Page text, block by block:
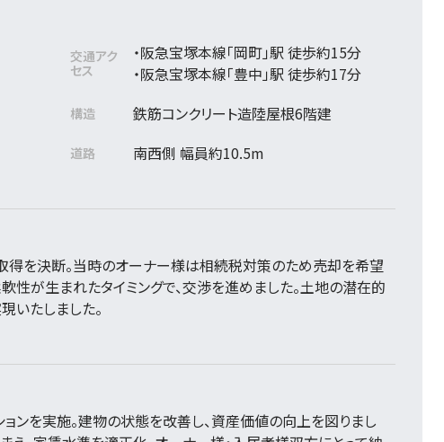
交通アク
セス
・阪急宝塚本線「岡町」駅 徒歩約15分
・阪急宝塚本線「豊中」駅 徒歩約17分
構造 鉄筋コンクリート造陸屋根6階建
道路 南西側 幅員約10.5m
を決断。当時のオーナー様は相続税対策のため売却を希望
性が生まれたタイミングで、交渉を進めました。土地の潜在的
いたしました。
ンを実施。建物の状態を改善し、資産価値の向上を図りまし